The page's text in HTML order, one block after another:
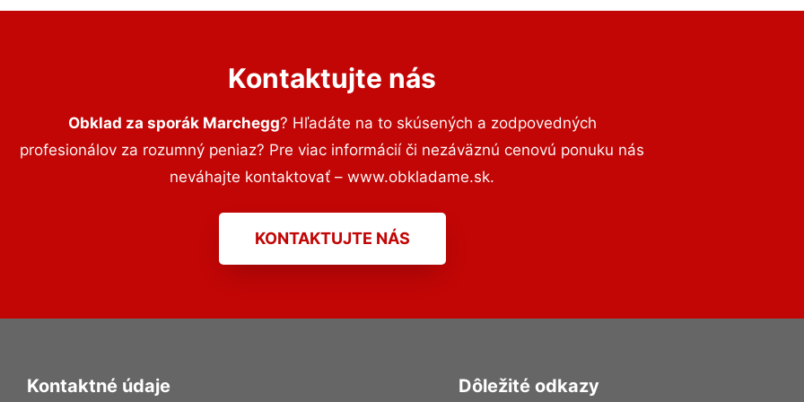
Kontaktujte nás
Obklad za sporák Marchegg? Hľadáte na to skúsených a zodpovedných
profesionálov za rozumný peniaz? Pre viac informácií či nezáväznú cenovú ponuku nás
neváhajte kontaktovať – www.obkladame.sk.
KONTAKTUJTE NÁS
Kontaktné údaje Dôležité odkazy